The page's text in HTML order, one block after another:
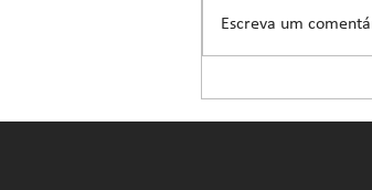
6 dicas para
EFEITO
Escreva um